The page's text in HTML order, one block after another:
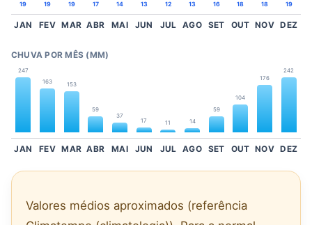
19 19 19 17 14 13 12 13 16 18 18 19
JAN FEV MAR ABR MAI JUN JUL AGO SET OUT NOV DEZ
CHUVA POR MÊS (MM)
247
163
153
59
37
17 11 14
59
104
176
242
JAN FEV MAR ABR MAI JUN JUL AGO SET OUT NOV DEZ
Valores médios aproximados (referência